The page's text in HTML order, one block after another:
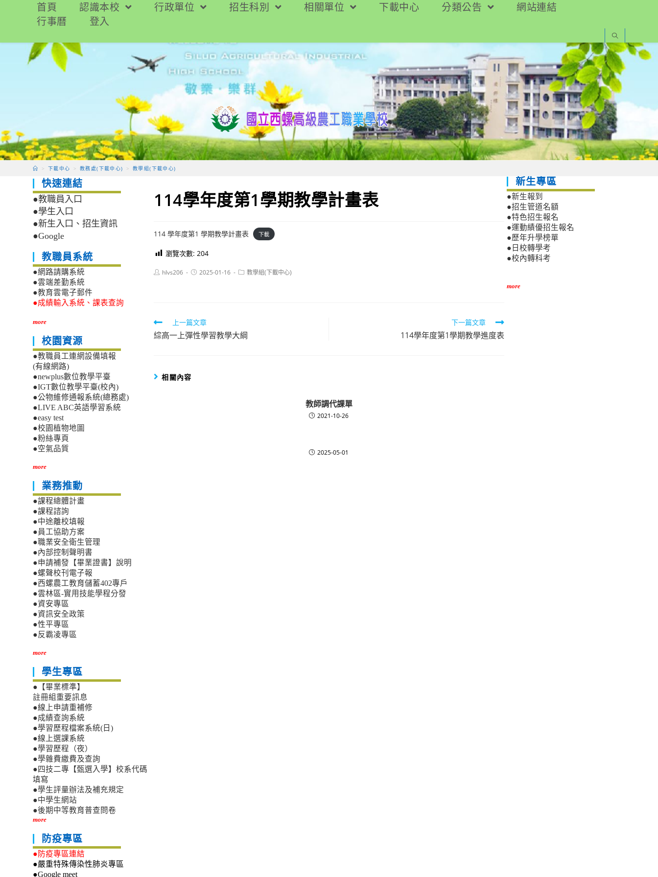
要
首頁 認識本校 行政單位 招生科別 相關單位 下載中心 分類公告
網站連結
行事曆
登入
> 下載中心 > 教務處(下載中心) > 教學組(下載中心)
114學年度第1學期教學計畫表
114 學年度第1 學期教學計畫表 下載
瀏覽次數: 204
Posthlvs206
Post2025-01-16
Post教學組(下載中心)
Read
more
上一篇文章
綜高一上彈性學習教學大綱
下一篇文章
114學年度第1學期教學進度表
相關內容
教師調代課單
2021-10-26
2025-05-01
快速連結
●教職員入口
●學生入口
●新生入口、招生資訊
●Google
教職員系統
●網路請購系統
●雲端差勤系統
●教育雲電子郵件
●成績輸入系統、課表查詢
more
校園資源
●教職員工連網設備填報
(有線網路)
●newplus數位教學平臺
●IGT數位教學平臺(校內)
●公物維修通報系統(總務處)
●LIVE ABC英語學習系統
●easy test
●校園植物地圖
●粉絲專頁
●空氣品質
more
業務推動
●課程總體計畫
●課程諮詢
●中途離校填報
●員工協助方案
●職業安全衛生管理
●內部控制聲明書
●申請補發【畢業證書】說明
●螺聲校刊電子報
●西螺農工教育儲蓄402專戶
●雲林區-實用技能學程分發
●資安專區
●資訊安全政策
●性平專區
●反霸凌專區
more
學生專區
●【畢業標準】
註冊組重要訊息
●線上申請重補修
●成績查詢系統
●學習歷程檔案系統(日)
●線上選課系統
●學習歷程（夜）
●學雜費繳費及查詢
●四技二專【甄選入學】校系代碼
填寫
●學生評量辦法及補充規定
●中學生網站
●後期中等教育普查問卷
more
防疫專區
●防疫專區連結
●嚴重特殊傳染性肺炎專區
●Google meet
新生專區
●新生報到
●招生管道名額
●特色招生報名
●運動績優招生報名
●歷年升學榜單
●日校轉學考
●校內轉科考
more